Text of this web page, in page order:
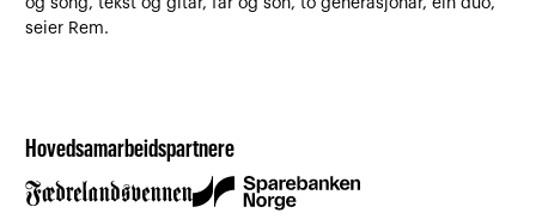
seier Rem.
Hovedsamarbeidspartnere